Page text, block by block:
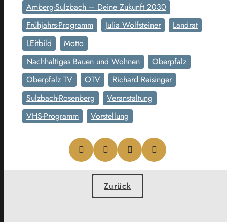
Amberg-Sulzbach – Deine Zukunft 2030
Frühjahrs-Programm
Julia Wolfsteiner
Landrat
LEitbild
Motto
Nachhaltiges Bauen und Wohnen
Oberpfalz
Oberpfalz TV
OTV
Richard Reisinger
Sulzbach-Rosenberg
Veranstaltung
VHS-Programm
Vorstellung
Zurück